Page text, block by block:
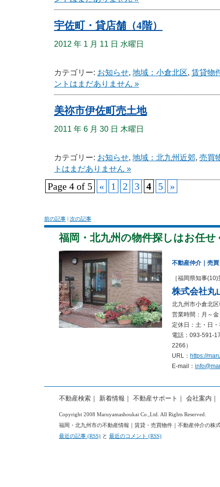
宇佐町・貸店舗（4階）
2012 年 1 月 11 日 水曜日
カテゴリー: お知らせ, 地域：小倉北区, 賃貸物
ントはまだありません »
美祢市伊佐町売土地
2011 年 6 月 30 日 木曜日
カテゴリー: お知らせ, 地域：北九州近郊, 売買
トはまだありません »
Page 4 of 5 « 1 2 3 4 5 »
前の記事 | 次の記事
福岡・北九州の物件探しはお任
不動産仲介｜売
［福岡県知事
株式会社丸
北九州市小倉北
営業時間：月～
定休日：土・日
電話：093-591-
2266）
URL： https://
E-mail：
不動産検索 ｜ 新着情報 ｜ 不動産サポート ｜ 会社案内 ｜
Copyright 2008 Maruyamashoukai Co.,Ltd. All Rights Reserved.
福岡・北九州市の不動産情報｜賃貸・売買物件｜不動産仲介の株
最近の記事 (RSS) と 最近のコメント (RSS)